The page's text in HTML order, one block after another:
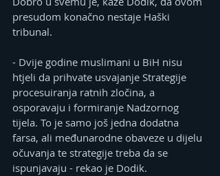
presudom konačno nestaje Haški
tribunal.
- Dvije godine muslimani u BiH nisu
htjeli da prihvate usvajanje Strategije
procesuiranja ratnih zločina, a
osporavaju i formiranje Nadzornog
tijela. To je samo još jedna dodatna
farsa, ali međunarodne obaveze u dijelu
očuvanja te strategije treba da se
ispunjavaju - rekao je Dodik.